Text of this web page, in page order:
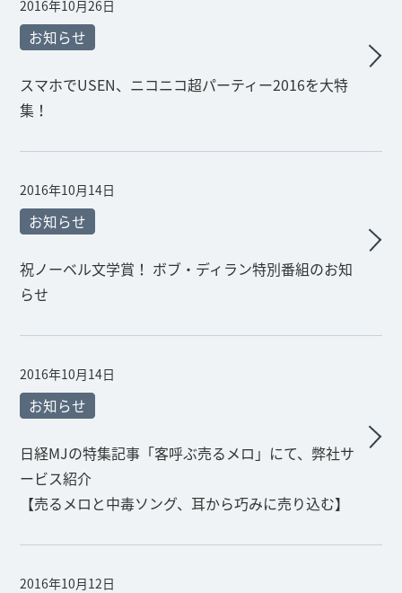
2016年10月26日
お知らせ
スマホでUSEN、ニコニコ超パーティー2016を大特
集！
2016年10月14日
お知らせ
祝ノーベル文学賞！ ボブ・ディラン特別番組のお知
らせ
2016年10月14日
お知らせ
日経MJの特集記事「客呼ぶ売るメロ」にて、弊社サ
ービス紹介
【売るメロと中毒ソング、耳から巧みに売り込む】
2016年10月12日